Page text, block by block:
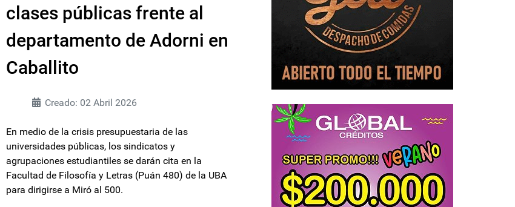
clases públicas frente al
departamento de Adorni en
Caballito
Creado: 02 Abril 2026
En medio de la crisis presupuestaria de las
universidades públicas, los sindicatos y
agrupaciones estudiantiles se darán cita en la
Facultad de Filosofía y Letras (Puán 480) de la UBA
para dirigirse a Miró al 500.